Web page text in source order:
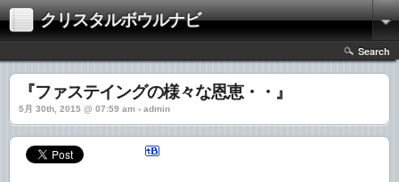
クリスタルボウルナビ
Search
『ファステイングの様々な恩恵・・』
5月 30th, 2015 @ 07:59 am › admin